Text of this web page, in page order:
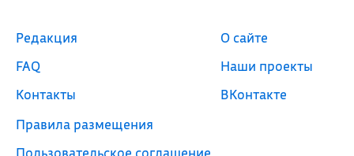
Редакция
FAQ
Контакты
Правила размещения
Пользовательское соглашение
О сайте
Наши проекты
ВКонтакте